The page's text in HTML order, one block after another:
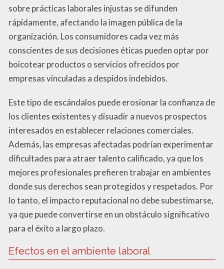
sobre prácticas laborales injustas se difunden
rápidamente, afectando la imagen pública de la
organización. Los consumidores cada vez más
conscientes de sus decisiones éticas pueden optar por
boicotear productos o servicios ofrecidos por
empresas vinculadas a despidos indebidos.
Este tipo de escándalos puede erosionar la confianza de
los clientes existentes y disuadir a nuevos prospectos
interesados en establecer relaciones comerciales.
Además, las empresas afectadas podrían experimentar
dificultades para atraer talento calificado, ya que los
mejores profesionales prefieren trabajar en ambientes
donde sus derechos sean protegidos y respetados. Por
lo tanto, el impacto reputacional no debe subestimarse,
ya que puede convertirse en un obstáculo significativo
para el éxito a largo plazo.
Efectos en el ambiente laboral